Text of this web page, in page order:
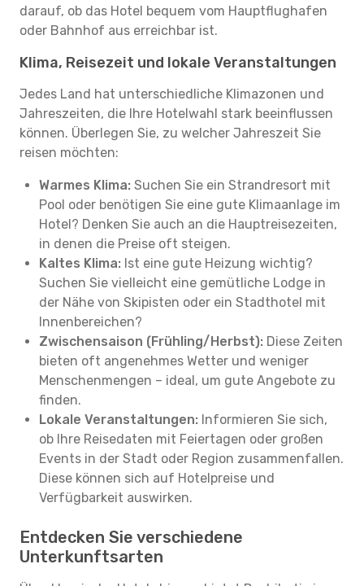
darauf, ob das Hotel bequem vom Hauptflughafen
oder Bahnhof aus erreichbar ist.
Klima, Reisezeit und lokale Veranstaltungen
Jedes Land hat unterschiedliche Klimazonen und
Jahreszeiten, die Ihre Hotelwahl stark beeinflussen
können. Überlegen Sie, zu welcher Jahreszeit Sie
reisen möchten:
Warmes Klima: Suchen Sie ein Strandresort mit
Pool oder benötigen Sie eine gute Klimaanlage im
Hotel? Denken Sie auch an die Hauptreisezeiten,
in denen die Preise oft steigen.
Kaltes Klima: Ist eine gute Heizung wichtig?
Suchen Sie vielleicht eine gemütliche Lodge in
der Nähe von Skipisten oder ein Stadthotel mit
Innenbereichen?
Zwischensaison (Frühling/Herbst): Diese Zeiten
bieten oft angenehmes Wetter und weniger
Menschenmengen – ideal, um gute Angebote zu
finden.
Lokale Veranstaltungen: Informieren Sie sich,
ob Ihre Reisedaten mit Feiertagen oder großen
Events in der Stadt oder Region zusammenfallen.
Diese können sich auf Hotelpreise und
Verfügbarkeit auswirken.
Entdecken Sie verschiedene
Unterkunftsarten